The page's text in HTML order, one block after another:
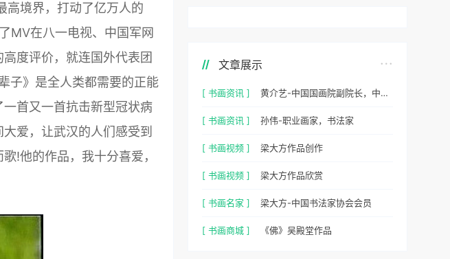
高境界，打动了亿万人的
MV在八一电视、中国军网
度评价，就连国外代表团
子》是全人类都需要的正能
首又一首抗击新型冠状病
爱，让武汉的人们感受到
!他的作品，我十分喜爱，
文章展示
[ 书画资讯 ] 黄介艺-中国国画院副院长，中国民间书画家协会副主席
[ 书画资讯 ] 孙伟-职业画家，书法家
[ 书画视频 ] 梁大方作品创作
[ 书画视频 ] 梁大方作品欣赏
[ 书画名家 ] 梁大方-中国书法家协会会员
[ 书画商城 ] 《佛》吴殿堂作品